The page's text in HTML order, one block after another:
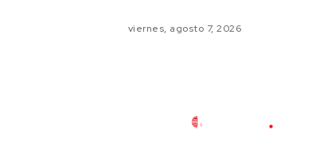
viernes, agosto 7, 2026